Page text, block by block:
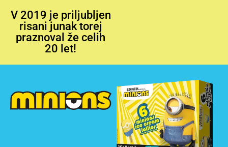
V 2019 je priljubljen
risani junak torej
praznoval že celih
20 let!